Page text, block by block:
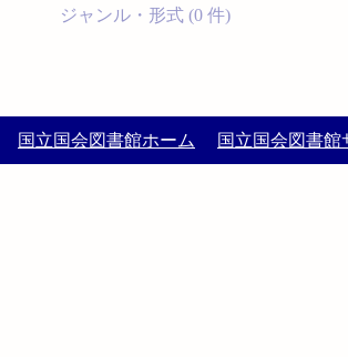
ジャンル・形式 (0 件)
国立国会図書館ホーム 国立国会図書館